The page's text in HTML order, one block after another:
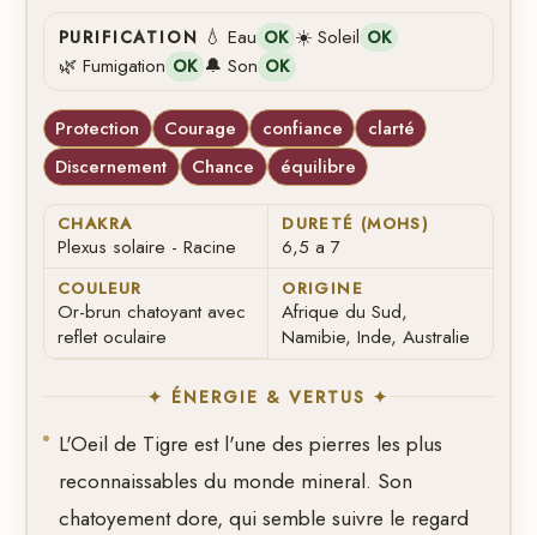
PURIFICATION 💧 Eau OK ☀️ Soleil OK
🌿 Fumigation OK 🔔 Son OK
Protection Courage confiance
clarté
Discernement
Chance équilibre
CHAKRA
Plexus solaire - Racine
DURETÉ (MOHS)
6,5 a 7
COULEUR
Or-brun chatoyant avec
reflet oculaire
ORIGINE
Afrique du Sud,
Namibie, Inde, Australie
✦ ÉNERGIE & VERTUS ✦
L'Oeil de Tigre est l'une des pierres les plus
reconnaissables du monde mineral. Son
chatoyement dore, qui semble suivre le regard